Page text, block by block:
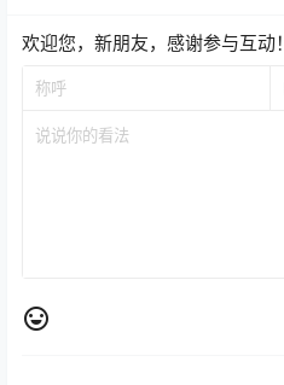
欢迎您，新朋友，感谢参与互动！